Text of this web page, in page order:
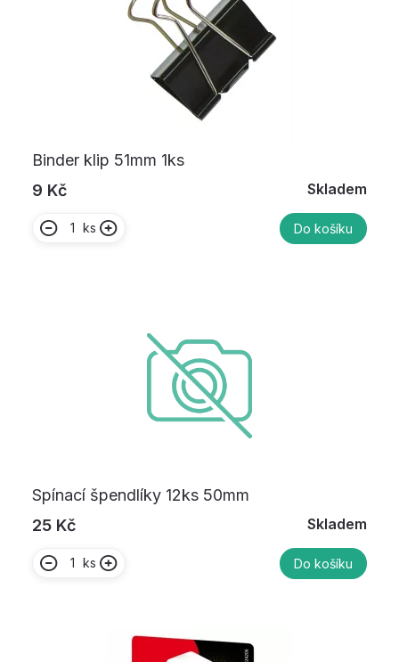
Binder klip 51mm 1ks
9 Kč
Skladem
ks Do košíku
Spínací špendlíky 12ks 50mm
25 Kč
Skladem
ks Do košíku